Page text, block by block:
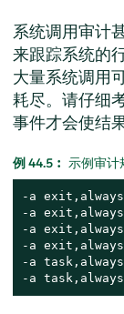
系统调用审计
来跟踪系统的
大量系统调用
耗尽。请仔细
事件才会使结
例 44.5︰ 示例审
-a
-a
-a
-a
-a
-a